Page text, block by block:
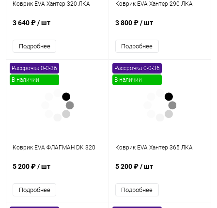
Коврик EVA Хантер 320 ЛКА
3 640 ₽/ шт
Подробнее
Коврик EVA Хантер 290 ЛКА
3 800 ₽/ шт
Подробнее
Рассрочка 0-0-36
В наличии
Коврик EVA ФЛАГМАН DK 320
5 200 ₽/ шт
Подробнее
Рассрочка 0-0-36
В наличии
Коврик EVA Хантер 365 ЛКА
5 200 ₽/ шт
Подробнее